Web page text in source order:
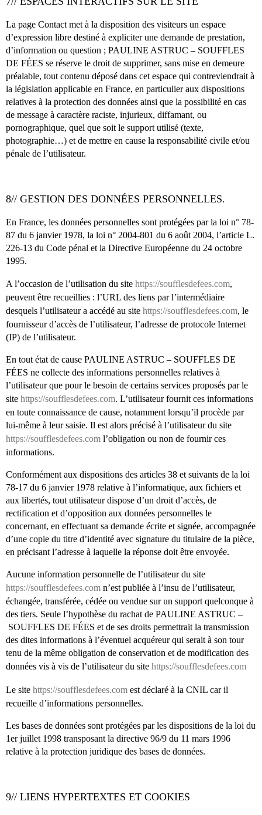
La page Contact met à la disposition des visiteurs un espace
d’expression libre destiné à expliciter une demande de prestation,
d’information ou question ; PAULINE ASTRUC – SOUFFLES
DE FÉES se réserve le droit de supprimer, sans mise en demeure
préalable, tout contenu déposé dans cet espace qui contreviendrait à
la législation applicable en France, en particulier aux dispositions
relatives à la protection des données ainsi que la possibilité en cas
de message à caractère raciste, injurieux, diffamant, ou
pornographique, quel que soit le support utilisé (texte,
photographie…) et de mettre en cause la responsabilité civile et/ou
pénale de l’utilisateur.
8// GESTION DES DONNÉES PERSONNELLES.
En France, les données personnelles sont protégées par la loi n° 78-
87 du 6 janvier 1978, la loi n° 2004-801 du 6 août 2004, l’article L.
226-13 du Code pénal et la Directive Européenne du 24 octobre
1995.
A l’occasion de l’utilisation du site https://soufflesdefees.com,
peuvent être recueillies : l’URL des liens par l’intermédiaire
desquels l’utilisateur a accédé au site https://soufflesdefees.com, le
fournisseur d’accès de l’utilisateur, l’adresse de protocole Internet
(IP) de l’utilisateur.
En tout état de cause PAULINE ASTRUC – SOUFFLES DE
FÉES ne collecte des informations personnelles relatives à
l’utilisateur que pour le besoin de certains services proposés par le
site https://soufflesdefees.com. L’utilisateur fournit ces informations
en toute connaissance de cause, notamment lorsqu’il procède par
lui-même à leur saisie. Il est alors précisé à l’utilisateur du site
https://soufflesdefees.com l’obligation ou non de fournir ces
informations.
Conformément aux dispositions des articles 38 et suivants de la loi
78-17 du 6 janvier 1978 relative à l’informatique, aux fichiers et
aux libertés, tout utilisateur dispose d’un droit d’accès, de
rectification et d’opposition aux données personnelles le
concernant, en effectuant sa demande écrite et signée, accompagnée
d’une copie du titre d’identité avec signature du titulaire de la pièce,
en précisant l’adresse à laquelle la réponse doit être envoyée.
Aucune information personnelle de l’utilisateur du site
https://soufflesdefees.com n’est publiée à l’insu de l’utilisateur,
échangée, transférée, cédée ou vendue sur un support quelconque à
des tiers. Seule l’hypothèse du rachat de PAULINE ASTRUC –
SOUFFLES DE FÉES et de ses droits permettrait la transmission
des dites informations à l’éventuel acquéreur qui serait à son tour
tenu de la même obligation de conservation et de modification des
données vis à vis de l’utilisateur du site https://soufflesdefees.com
Le site https://soufflesdefees.com est déclaré à la CNIL car il
recueille d’informations personnelles.
Les bases de données sont protégées par les dispositions de la loi du
1er juillet 1998 transposant la directive 96/9 du 11 mars 1996
relative à la protection juridique des bases de données.
9// LIENS HYPERTEXTES ET COOKIES